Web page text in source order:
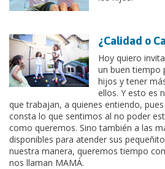
¿Calidad o
Hoy quiero
un buen tiempo
hijos y tener
ellos. Y esto es
que trabajan, a quienes entiendo,
consta lo que sentimos al no poder
como queremos. Sino también a las
disponibles para atender sus
nuestra manera, queremos tiempo
nos llaman MAMÁ.